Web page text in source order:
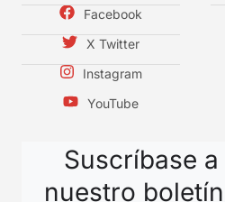
Facebook
X Twitter
Instagram
YouTube
Suscríbase a
nuestro boletín